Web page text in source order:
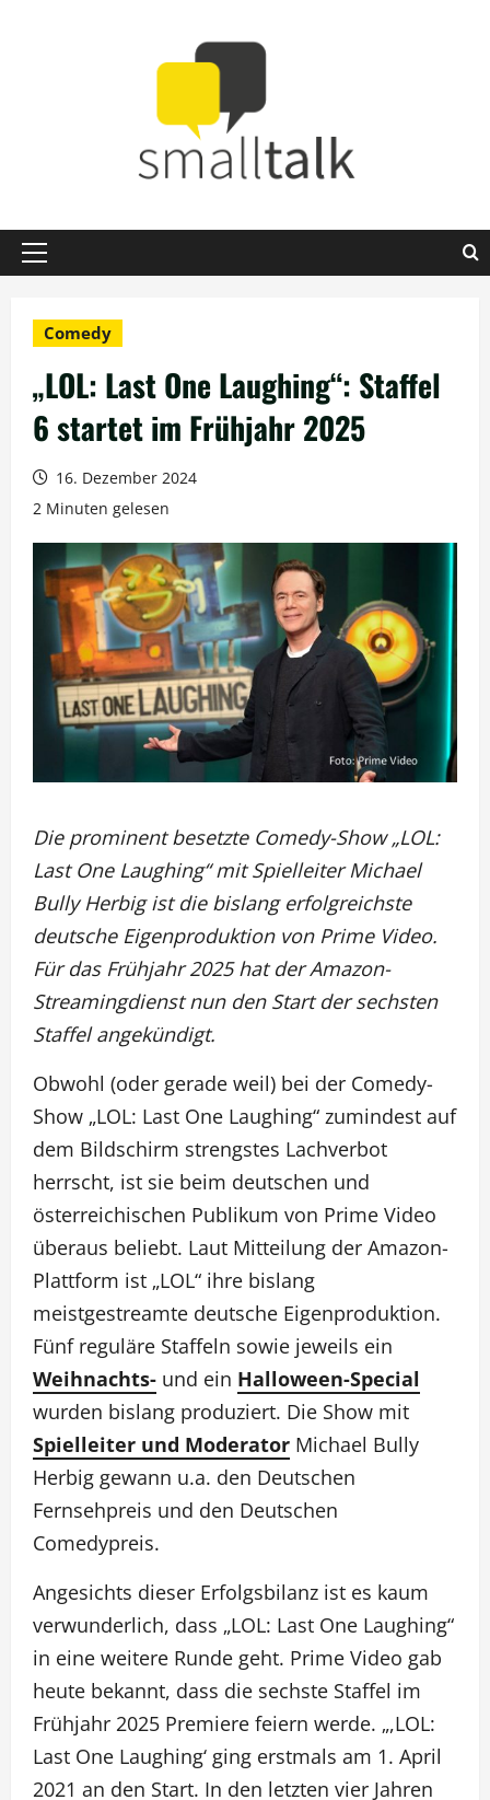
Primäres
Comedy
„LOL: Last One Laughing“: Staffel
6 startet im Frühjahr 2025
16. Dezember 2024
2 Minuten gelesen
Die prominent besetzte Comedy-Show „LOL:
Last One Laughing“ mit Spielleiter Michael
Bully Herbig ist die bislang erfolgreichste
deutsche Eigenproduktion von Prime Video.
Für das Frühjahr 2025 hat der Amazon-
Streamingdienst nun den Start der sechsten
Staffel angekündigt.
Obwohl (oder gerade weil) bei der Comedy-
Show „LOL: Last One Laughing“ zumindest auf
dem Bildschirm strengstes Lachverbot
herrscht, ist sie beim deutschen und
österreichischen Publikum von Prime Video
überaus beliebt. Laut Mitteilung der Amazon-
Plattform ist „LOL“ ihre bislang
meistgestreamte deutsche Eigenproduktion.
Fünf reguläre Staffeln sowie jeweils ein
Weihnachts- und ein Halloween-Special
wurden bislang produziert. Die Show mit
Spielleiter und Moderator Michael Bully
Herbig gewann u.a. den Deutschen
Fernsehpreis und den Deutschen
Comedypreis.
Angesichts dieser Erfolgsbilanz ist es kaum
verwunderlich, dass „LOL: Last One Laughing“
in eine weitere Runde geht. Prime Video gab
heute bekannt, dass die sechste Staffel im
Frühjahr 2025 Premiere feiern werde. „,LOL:
Last One Laughing‘ ging erstmals am 1. April
2021 an den Start. In den letzten vier Jahren